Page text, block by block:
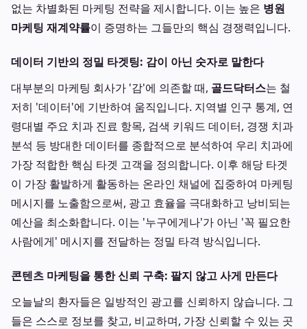
없는 차별화된 마케팅 전략을 제시합니다. 이는 높은 병원
마케팅 재계약률이 증명하는 그들만의 핵심 경쟁력입니다.
데이터 기반의 정밀 타겟팅: 감이 아닌 숫자로 말한다
대부분의 마케팅 회사가 '감'에 의존할 때, 골드닥터스는 철
저히 '데이터'에 기반하여 움직입니다. 지역별 인구 통계, 연
령대별 주요 치과 진료 항목, 검색 키워드 데이터, 경쟁 치과
분석 등 방대한 데이터를 종합적으로 분석하여 우리 치과에
가장 적합한 핵심 타겟 고객을 정의합니다. 이후 해당 타겟
이 가장 활발하게 활동하는 온라인 채널에 집중하여 마케팅
메시지를 노출함으로써, 광고 효율을 극대화하고 낭비되는
예산을 최소화합니다. 이는 '누구에게나'가 아닌 '꼭 필요한
사람에게' 메시지를 전달하는 정밀 타격 방식입니다.
콘텐츠 마케팅을 통한 신뢰 구축: 팔지 않고 사게 만든다
오늘날의 환자들은 일방적인 광고를 신뢰하지 않습니다. 그
들은 스스로 정보를 찾고, 비교하며, 가장 신뢰할 수 있는 곳